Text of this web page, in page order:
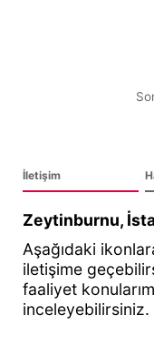
İletişim
Zeytinburnu,
Aşağıdaki
iletişime
faaliyet
inceleyebilirsiniz.